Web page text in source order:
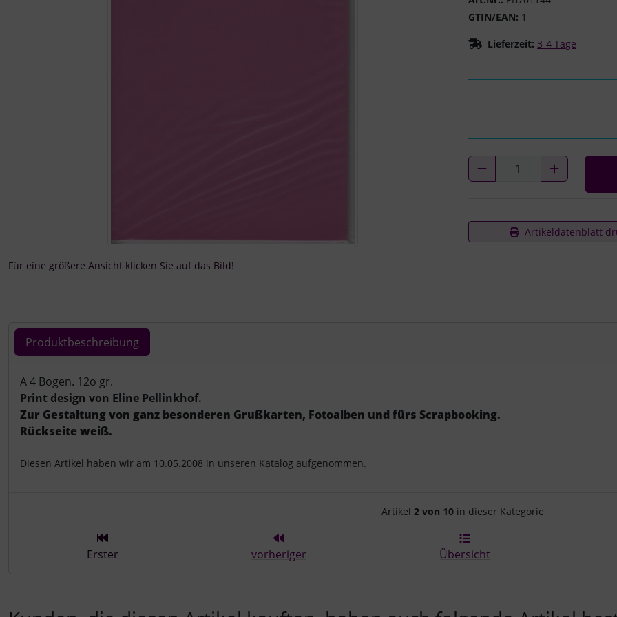
GTIN/EAN: 1
Lieferzeit: 3-4 Tage
Für eine größere Ansicht klicken Sie auf das Bild!
Artikeldatenblatt
Produktbeschreibung
Produktbeschreibung
A 4 Bogen. 12o gr.
Print design von Eline Pellinkhof.
Zur Gestaltung von ganz besonderen Grußkarten, Fotoalben und fürs Scrapbooking.
Rückseite weiß.
Diesen Artikel haben wir am 10.05.2008 in unseren Katalog aufgenommen.
Artikelnavigation innerhalb
Artikel 2 von 10 in dieser Kategorie
Erster vorheriger Übersicht